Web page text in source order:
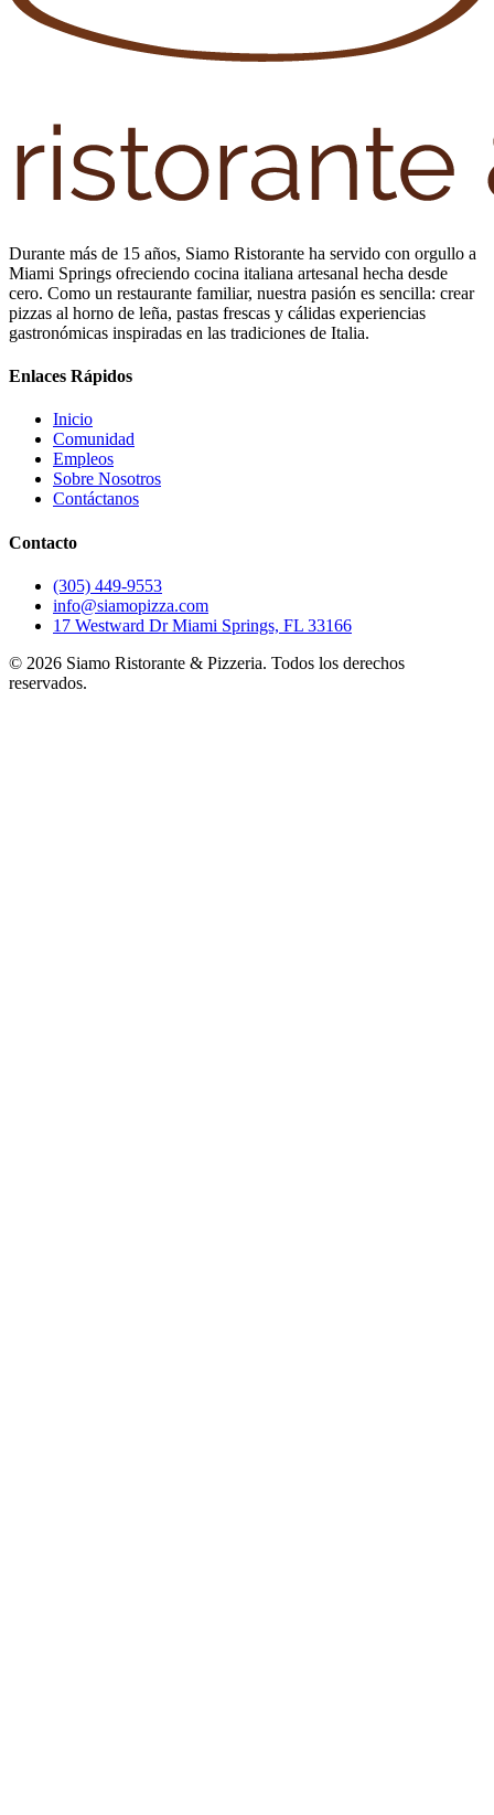
Durante más de 15 años, Siamo Ristorante ha servido con orgullo a
Miami Springs ofreciendo cocina italiana artesanal hecha desde
cero. Como un restaurante familiar, nuestra pasión es sencilla: crear
pizzas al horno de leña, pastas frescas y cálidas experiencias
gastronómicas inspiradas en las tradiciones de Italia.
Enlaces Rápidos
Inicio
Comunidad
Empleos
Sobre Nosotros
Contáctanos
Contacto
(305) 449-9553
info@siamopizza.com
17 Westward Dr Miami Springs, FL 33166
© 2026 Siamo Ristorante & Pizzeria. Todos los derechos
reservados.